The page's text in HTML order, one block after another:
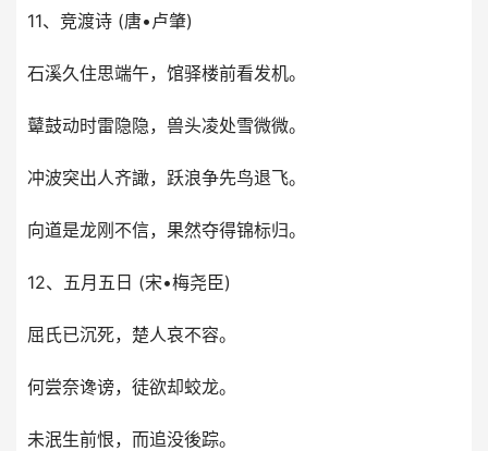
11、竞渡诗 (唐•卢肇)
石溪久住思端午，馆驿楼前看发机。
鼙鼓动时雷隐隐，兽头凌处雪微微。
冲波突出人齐譀，跃浪争先鸟退飞。
向道是龙刚不信，果然夺得锦标归。
12、五月五日 (宋•梅尧臣)
屈氏已沉死，楚人哀不容。
何尝奈谗谤，徒欲却蛟龙。
未泯生前恨，而追没後踪。